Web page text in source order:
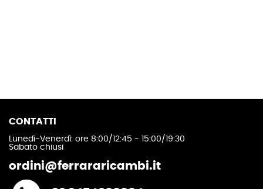
CONTATTI
Lunedì-Venerdì: ore 8:00/12:45 - 15:00/19:30
Sabato chiusi
ordini@ferrararicambi.it